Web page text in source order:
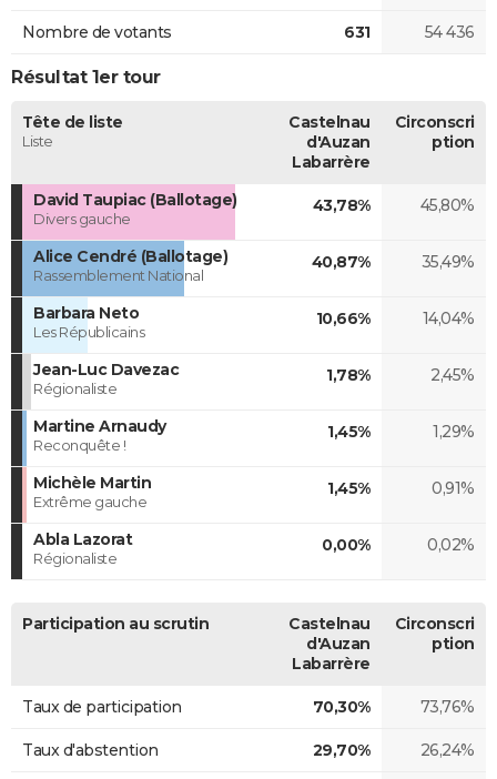
Nombre de votants 631 54 436
Résultat 1er tour
Tête de liste
Liste
Castelnau
d'Auzan
Labarrère
Circonscri
ption
David Taupiac (Ballotage)
Divers gauche
43,78% 45,80%
Alice Cendré (Ballotage)
Rassemblement National
40,87% 35,49%
Barbara Neto
Les Républicains
10,66% 14,04%
Jean-Luc Davezac
Régionaliste
1,78% 2,45%
Martine Arnaudy
Reconquête !
1,45% 1,29%
Michèle Martin
Extrême gauche
1,45% 0,91%
Abla Lazorat
Régionaliste
0,00% 0,02%
Participation au scrutin
Castelnau
d'Auzan
Labarrère
Circonscri
ption
Taux de participation 70,30% 73,76%
Taux d'abstention 29,70% 26,24%